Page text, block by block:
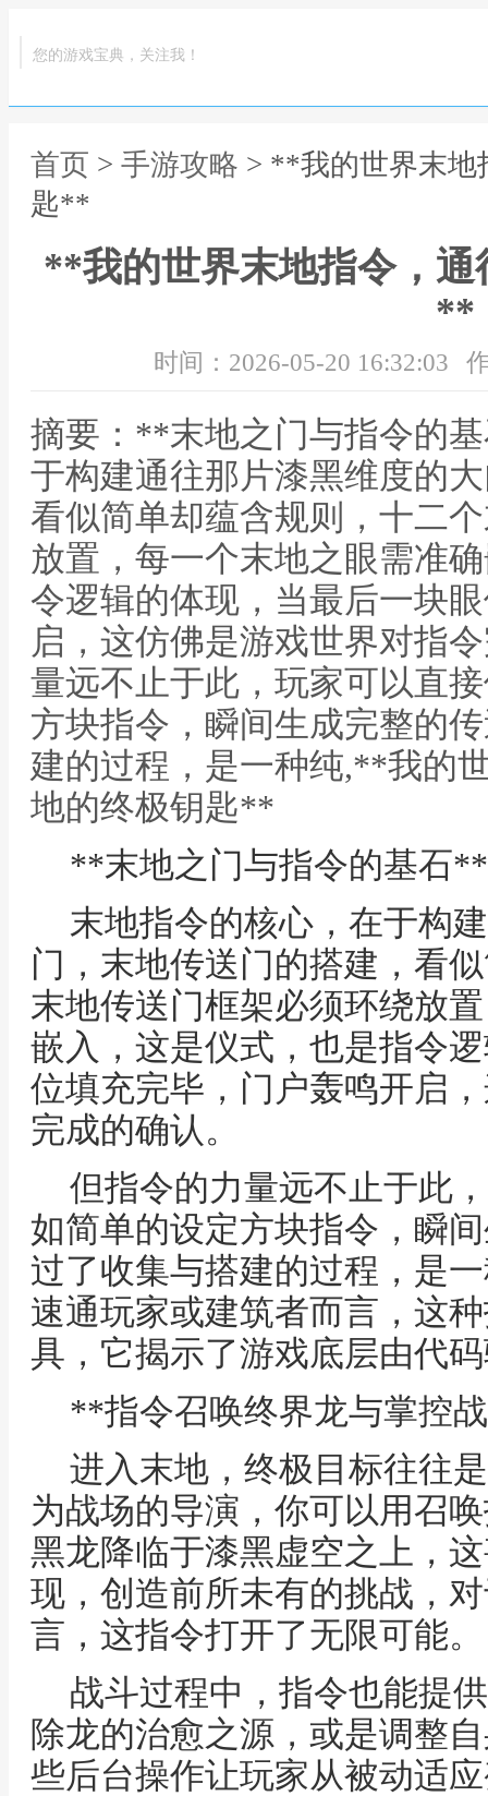
您的游戏宝典，关注我！
首页 > 手游攻略 > **我的世界末地
匙**
**我的世界末地指令，
**
时间：2026-05-20 16:32:03
摘要：**末地之门与指令的
于构建通往那片漆黑维度的
看似简单却蕴含规则，十二
放置，每一个末地之眼需准
令逻辑的体现，当最后一块
启，这仿佛是游戏世界对指
量远不止于此，玩家可以直
方块指令，瞬间生成完整的
建的过程，是一种纯,**我的
地的终极钥匙**
**末地之门与指令的基石**
末地指令的核心，在于构
门，末地传送门的搭建，看
末地传送门框架必须环绕放
嵌入，这是仪式，也是指令
位填充完毕，门户轰鸣开启
完成的确认。
但指令的力量远不止于此
如简单的设定方块指令，瞬
过了收集与搭建的过程，是
速通玩家或建筑者而言，这
具，它揭示了游戏底层由代
**指令召唤终界龙与掌控
进入末地，终极目标往往
为战场的导演，你可以用召
黑龙降临于漆黑虚空之上，
现，创造前所未有的挑战，
言，这指令打开了无限可能。
战斗过程中，指令也能提
除龙的治愈之源，或是调整
些后台操作让玩家从被动适